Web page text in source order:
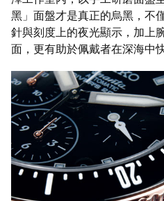
黑」面盤才是真正的烏黑，不
針與刻度上的夜光顯示，加上
面，更有助於佩戴者在深海中